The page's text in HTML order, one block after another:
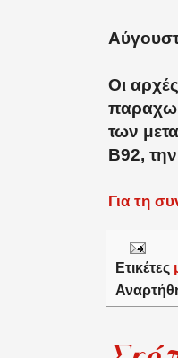
Οι
των
B92,
Για τη
Ετικέτες